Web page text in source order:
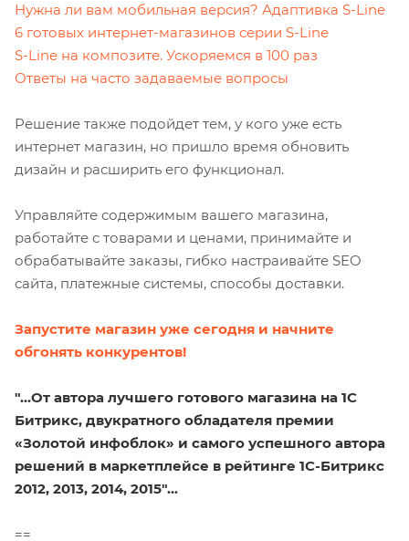
Нужна ли вам мобильная версия? Адаптивка S-Line
6 готовых интернет-магазинов серии S-Line
S-Line на композите. Ускоряемся в 100 раз
Ответы на часто задаваемые вопросы
Решение также подойдет тем, у кого уже есть
интернет магазин, но пришло время обновить
дизайн и расширить его функционал.
Управляйте содержимым вашего магазина,
работайте с товарами и ценами, принимайте и
обрабатывайте заказы, гибко настраивайте SEO
сайта, платежные системы, способы доставки.
Запустите магазин уже сегодня и начните
обгонять конкурентов!
"...От автора лучшего готового магазина на 1С
Битрикс, двукратного обладателя премии
«Золотой инфоблок» и самого успешного автора
решений в маркетплейсе в рейтинге 1С-Битрикс
2012, 2013, 2014, 2015"...
==